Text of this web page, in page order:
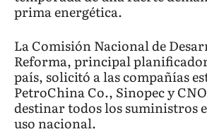
prima energética.
La Comisión Nacional de
Reforma, principal
país, solicitó a las compañías
PetroChina Co., Sinopec y
destinar todos los suministros
uso nacional.